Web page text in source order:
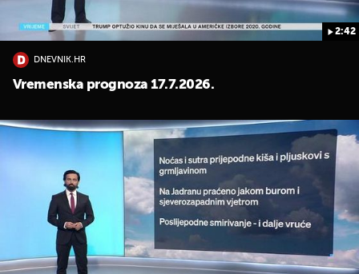
2:42
DNEVNIK.HR
Vremenska prognoza 17.7.2026.